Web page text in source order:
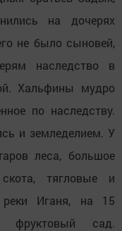
на дочерях
не было сыновей,
наследство в
Хальфины мудро
по наследству.
и земледелием. У
леса, большое
скота, тягловые и
Иганя, на 15
фруктовый сад.